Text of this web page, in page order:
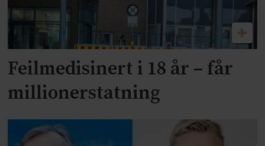
Feilmedisinert i 18 år – får
millionerstatning